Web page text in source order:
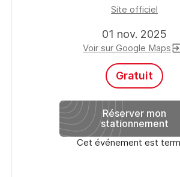
Site officiel
01 nov. 2025
Voir sur Google Maps
Gratuit
Réserver mon
stationnement
Cet événement est